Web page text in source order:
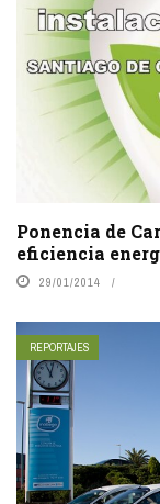
Ponencia de
eficiencia
29/01/2014
REPORTAJES